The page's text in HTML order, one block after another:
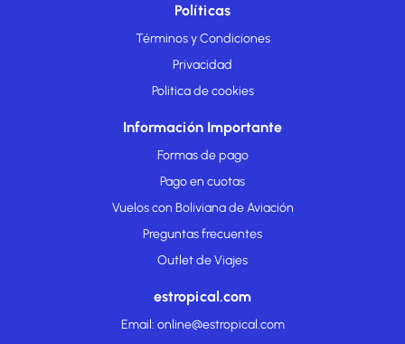
Políticas
Términos y Condiciones
Privacidad
Politica de cookies
Información Importante
Formas de pago
Pago en cuotas
Vuelos con Boliviana de Aviación
Preguntas frecuentes
Outlet de Viajes
estropical.com
Email: online@estropical.com